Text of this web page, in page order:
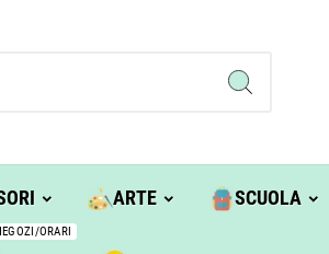
ARTE SCUOLA
ORARI